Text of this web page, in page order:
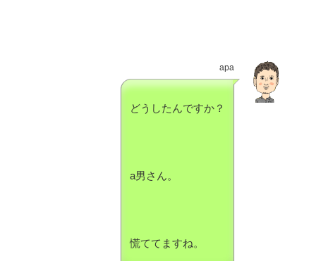
apa
どうしたんですか？
a男さん。
慌ててますね。